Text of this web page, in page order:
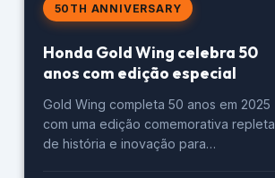
50TH ANNIVERSARY
Honda Gold Wing celebra 50
anos com edição especial
Gold Wing completa 50 anos em 2025
com uma edição comemorativa repleta
de história e inovação para